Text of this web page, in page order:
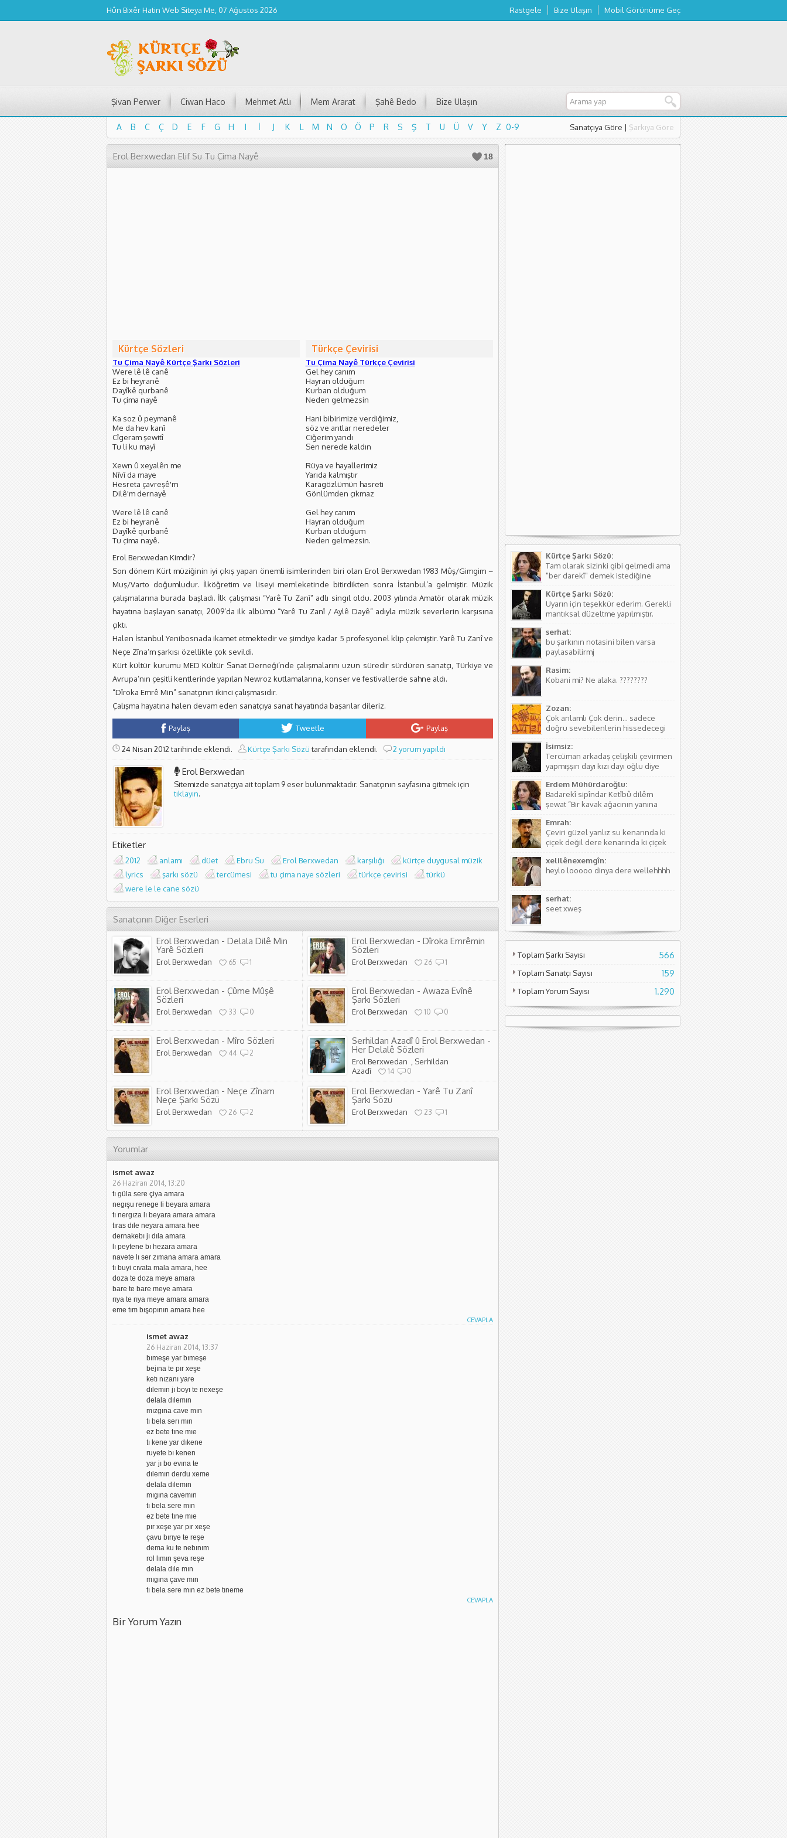
Hûn Bixêr Hatin Web Siteya Me, 07 Ağustos 2026 Rastgele Bize Ulaşın Mobil Görünüme Geç
Şivan Perwer Ciwan Haco Mehmet Atlı Mem Ararat Şahê Bedo Bize Ulaşın
A B C Ç D E F G H I İ J K L M N O Ö P R S Ş T U Ü V Y Z 0-9
A
B C Ç D E F G H I İ J K L M N O Ö P R S Ş T U Ü V Y Z 0-9
Sanatçıya Göre | Şarkıya Göre
18
Erol Berxwedan Elif Su Tu Çima Nayê
Kürtçe Sözleri
Tu Çima Nayê Kürtçe Şarkı Sözleri
Were lê lê canê
Ez bi heyranê
Dayîkê qurbanê
Tu çima nayê
Ka soz û peymanê
Me da hev kanî
Cîgeram şewitî
Tu li ku mayî
Xewn û xeyalên me
Nîvî da maye
Hesreta çavreşê'm
Dilê'm dernayê
Were lê lê canê
Ez bi heyranê
Dayîkê qurbanê
Tu çima nayê.
Türkçe Çevirisi
Tu Çima Nayê Türkçe Çevirisi
Gel hey canım
Hayran olduğum
Kurban olduğum
Neden gelmezsin
Hani bibirimize verdiğimiz,
söz ve antlar neredeler
Ciğerim yandı
Sen nerede kaldın
Rüya ve hayallerimiz
Yarıda kalmıştır
Karagözlümün hasreti
Gönlümden çıkmaz
Gel hey canım
Hayran olduğum
Kurban olduğum
Neden gelmezsin.
Erol Berxwedan Kimdir?
Son dönem Kürt müziğinin iyi çıkış yapan önemli isimlerinden biri olan Erol Berxwedan 1983 Mûş/Gimgim –
Muş/Varto doğumludur. İlköğretim ve liseyi memleketinde bitirdikten sonra İstanbul’a gelmiştir. Müzik
çalışmalarına burada başladı. İlk çalışması “Yarê Tu Zanî” adlı singıl oldu. 2003 yılında Amatör olarak müzik
hayatına başlayan sanatçı, 2009’da ilk albümü “Yarê Tu Zanî / Aylê Dayê” adıyla müzik severlerin karşısına
çıktı.
Halen İstanbul Yenibosnada ikamet etmektedir ve şimdiye kadar 5 profesyonel klip çekmiştir. Yarê Tu Zanî ve
Neçe Zîna’m şarkısı özellikle çok sevildi.
Kürt kültür kurumu MED Kültür Sanat Derneği’nde çalışmalarını uzun süredir sürdüren sanatçı, Türkiye ve
Avrupa’nın çeşitli kentlerinde yapılan Newroz kutlamalarına, konser ve festivallerde sahne aldı.
“Dîroka Emrê Min” sanatçının ikinci çalışmasıdır.
Çalışma hayatına halen devam eden sanatçıya sanat hayatında başarılar dileriz.
Paylaş Tweetle Paylaş
24 Nisan 2012 tarihinde eklendi. Kürtçe Şarkı Sözütarafından eklendi. 2 yorum yapıldı
Erol Berxwedan
Sitemizde sanatçıya ait toplam 9 eser bulunmaktadır. Sanatçının sayfasına gitmek için
tıklayın.
Etiketler
2012 anlamı düet Ebru Su Erol Berxwedan karşılığı
kürtçe duygusal müzik
lyrics
şarkı sözü tercümesi tu çima naye sözleri türkçe çevirisi
türkü
were le le cane sözü
Sanatçının Diğer Eserleri
Erol Berxwedan - Delala Dilê Min
Yarê Sözleri
Erol Berxwedan 65 1
Erol Berxwedan - Dîroka Emrêmin
Sözleri
Erol Berxwedan 26 1
Erol Berxwedan - Çûme Mûşê
Sözleri
Erol Berxwedan 33 0
Erol Berxwedan - Awaza Evînê
Şarkı Sözleri
Erol Berxwedan 10 0
Erol Berxwedan - Mîro Sözleri
Erol Berxwedan 44 2
Serhildan Azadî û Erol Berxwedan -
Her Delalê Sözleri
Erol Berxwedan
Serhildan
Azadî
14 0
Erol Berxwedan - Neçe Zînam
Neçe Şarkı Sözü
Erol Berxwedan 26 2
Erol Berxwedan - Yarê Tu Zanî
Şarkı Sözü
Erol Berxwedan 23 1
Yorumlar
ismet awaz
26 Haziran 2014, 13:20
tı güla sere çiya amara
negışu renege li beyara amara
tı nergıza lı beyara amara amara
tıras dıle neyara amara hee
dernakebı jı dıla amara
lı peytene bı hezara amara
navete lı ser zımana amara amara
tı buyi cıvata mala amara, hee
doza te doza meye amara
bare te bare meye amara
rıya te rıya meye amara amara
eme tım bışopının amara hee
CEVAPLA
ismet awaz
26 Haziran 2014, 13:37
bımeşe yar bımeşe
bejına te pır xeşe
ketı nızanı yare
dılemın jı boyı te nexeşe
delala dılemın
mızgına cave mın
tı bela serı mın
ez bete tıne mıe
tı kene yar dıkene
ruyete bı kenen
yar jı bo evına te
dılemın derdu xeme
delala dılemın
mıgına cavemın
tı bela sere mın
ez bete tıne mıe
pır xeşe yar pır xeşe
çavu bırıye te reşe
dema ku te nebınım
rol lımın şeva reşe
delala dıle mın
mıgına çave mın
tı bela sere mın ez bete tıneme
CEVAPLA
Bir Yorum Yazın
Kürtçe Şarkı Sözü:
Tam olarak sizinki gibi gelmedi ama
"ber darekî" demek istediğine
düzeltmede bulundum. Teşkkürler
Kürtçe Şarkı Sözü:
Uyarın için teşekkür ederim. Gerekli
mantıksal düzeltme yapılmıştır.
serhat:
bu şarkının notasini bilen varsa
paylasabilirmj
Rasim:
Kobani mi? Ne alaka. ????????
Zozan:
Çok anlamlı Çok derin... sadece
doğru sevebilenlerin hissedecegi
İsimsiz:
Tercüman arkadaş çelişkili çevirmen
yapmışşın dayı kızı dayı oğlu diye
vardır biraz aile yapısını öğren ( iki
kişinin...
Erdem Mühürdaroğlu:
Badarekî sipîndar Ketîbû dilêm
şewat “Bir kavak ağacının yanına
Sözlerdeki hikayede birini arıyorlar
ve aradıkları yerde bir kavak
ağacının yanında yere düşmüş
Emrah:
Çeviri güzel yanlız su kenarında ki
çiçek değil dere kenarında ki çiçek
kıymetli olduğunu söylüyor sanırım.
Asıl söyleyen Seyade Şame dur...
xelilênexemgîn:
heylo looooo dinya dere wellehhhh
serhat:
seet xweş
Toplam Şarkı Sayısı 566
Toplam Sanatçı Sayısı 159
Toplam Yorum Sayısı 1.290